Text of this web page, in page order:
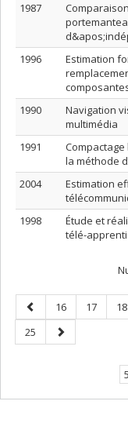
1987
1996
Estimation
1990
Navigation
multimédia
1991
la méthode
2004
Estimation
1998
Étude et
télé-
Previous
page
Page
16 Page
17 18
Page
25
Next
page